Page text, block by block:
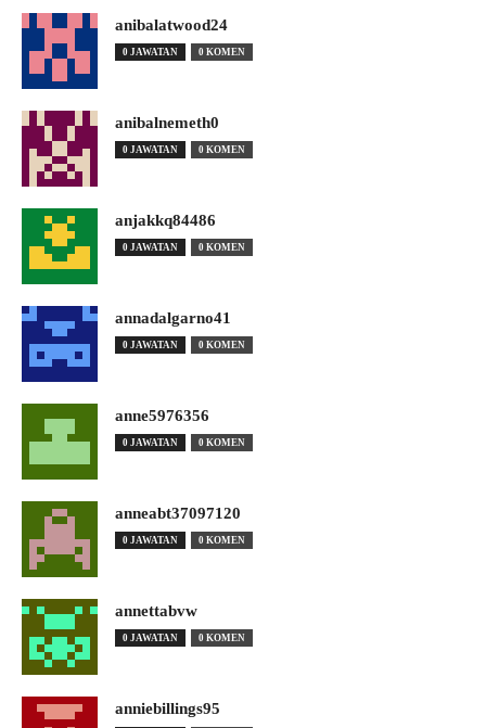
anibalatwood24
0 JAWATAN 0 KOMEN
anibalnemeth0
0 JAWATAN 0 KOMEN
anjakkq84486
0 JAWATAN 0 KOMEN
annadalgarno41
0 JAWATAN 0 KOMEN
anne5976356
0 JAWATAN 0 KOMEN
anneabt37097120
0 JAWATAN 0 KOMEN
annettabvw
0 JAWATAN 0 KOMEN
anniebillings95